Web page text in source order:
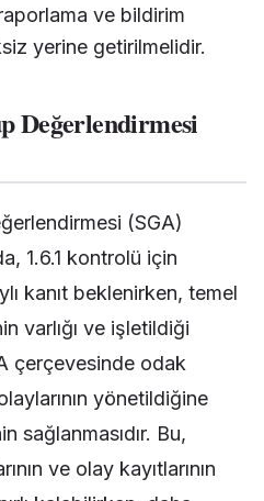
ve bildirim
yerine getirilmelidir.
Değerlendirmesi
(SGA)
1.6.1 kontrolü için
kanıt beklenirken, temel
varlığı ve işletildiği
çerçevesinde odak
yönetildiğine
sağlanmasıdır. Bu,
ve olay kayıtlarının